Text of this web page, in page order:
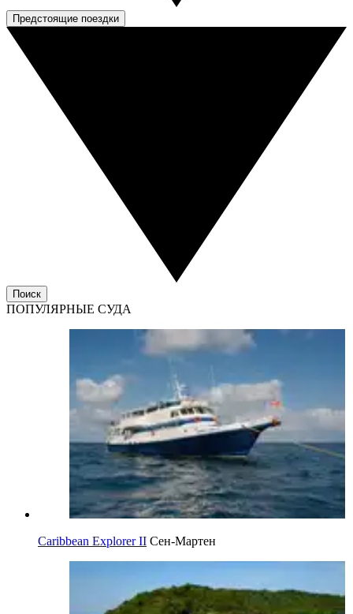
Предстоящие поездки
Поиск
ПОПУЛЯРНЫЕ СУДА
Caribbean Explorer II Сен-Мартен